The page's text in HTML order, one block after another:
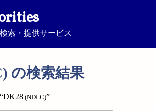
索・提供サービス
の検索結果
(NDLC)”